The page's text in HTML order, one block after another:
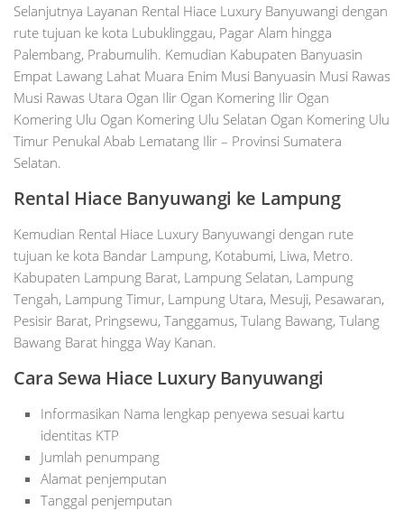
Selanjutnya Layanan Rental Hiace Luxury Banyuwangi dengan
rute tujuan ke kota Lubuklinggau, Pagar Alam hingga
Palembang, Prabumulih. Kemudian Kabupaten Banyuasin
Empat Lawang Lahat Muara Enim Musi Banyuasin Musi Rawas
Musi Rawas Utara Ogan Ilir Ogan Komering Ilir Ogan
Komering Ulu Ogan Komering Ulu Selatan Ogan Komering Ulu
Timur Penukal Abab Lematang Ilir – Provinsi Sumatera
Selatan.
Rental Hiace Banyuwangi ke Lampung
Kemudian Rental Hiace Luxury Banyuwangi dengan rute
tujuan ke kota Bandar Lampung, Kotabumi, Liwa, Metro.
Kabupaten Lampung Barat, Lampung Selatan, Lampung
Tengah, Lampung Timur, Lampung Utara, Mesuji, Pesawaran,
Pesisir Barat, Pringsewu, Tanggamus, Tulang Bawang, Tulang
Bawang Barat hingga Way Kanan.
Cara Sewa Hiace Luxury Banyuwangi
Informasikan Nama lengkap penyewa sesuai kartu
identitas KTP
Jumlah penumpang
Alamat penjemputan
Tanggal penjemputan